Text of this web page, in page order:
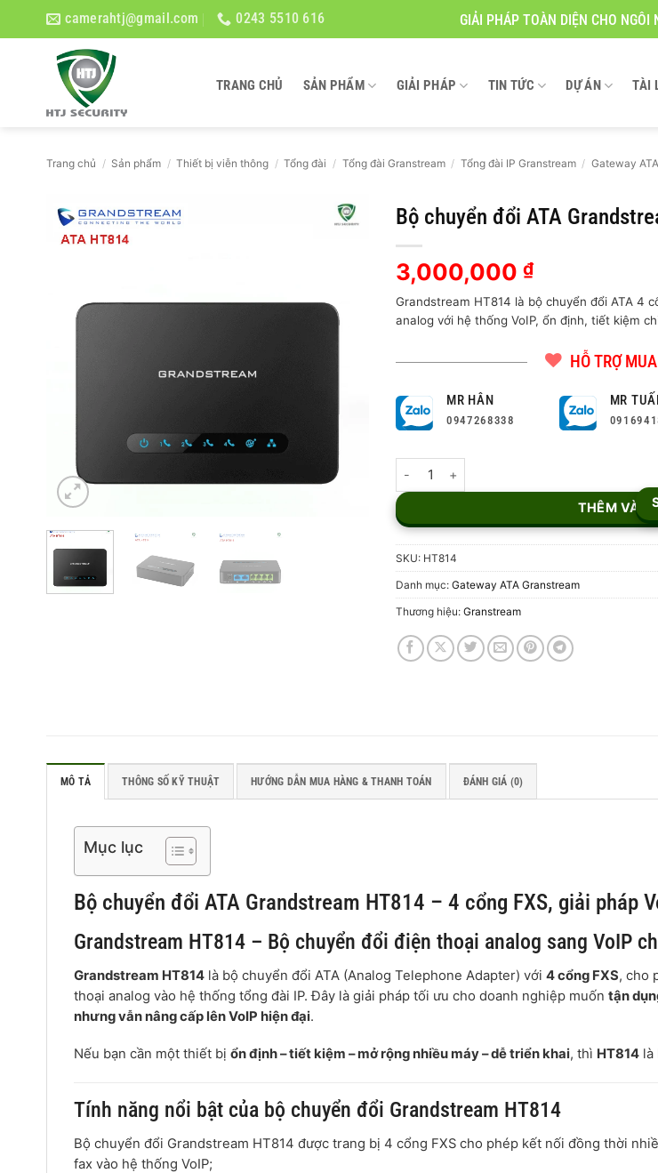
camerahtj@gmail.com 0243 5510 616 GIẢI PHÁP TOÀN DIỆN CHO NGÔI
TRANG CHỦ SẢN PHẨM GIẢI PHÁP TIN TỨC DỰ ÁN TÀI
Trang chủ / Sản phẩm / Thiết bị viễn thông / Tổng đài / Tổng đài Granstream / Tổng đài IP Granstream / Gateway
Bộ chuyển đổi ATA
3,000,000₫
Grandstream HT814 là bộ chuyển đổi ATA 4
analog với hệ thống VoIP, ổn định, tiết kiệm
HỖ TRỢ
MR HÂN
0947268338
MR
Bộ chuyển đổi ATA Grandstream HT814 số
THÊM VÀO
SKU: HT814
Danh mục:Gateway ATA Granstream
Thương hiệu:Granstream
MÔ TẢ THÔNG SỐ KỸ THUẬT HƯỚNG DẪN MUA HÀNG & THANH TOÁN ĐÁNH GIÁ (0)
Mục lục
Bộ chuyển đổi ATA Grandstream HT814 – 4 cổng FXS, giải pháp
Grandstream HT814 – Bộ chuyển đổi điện thoại analog sang VoIP
Grandstream HT814 là bộ chuyển đổi ATA (Analog Telephone Adapter) với 4 cổng FXS, cho
thoại analog vào hệ thống tổng đài IP. Đây là giải pháp tối ưu cho doanh nghiệp muốn tận
nhưng vẫn nâng cấp lên VoIP hiện đại.
Nếu bạn cần một thiết bị ổn định – tiết kiệm – mở rộng nhiều máy – dễ triển khai, thì HT814 là
Tính năng nổi bật của bộ chuyển đổi Grandstream HT814
Bộ chuyển đổi Grandstream HT814 được trang bị 4 cổng FXS cho phép kết nối đồng thời
fax vào hệ thống VoIP;